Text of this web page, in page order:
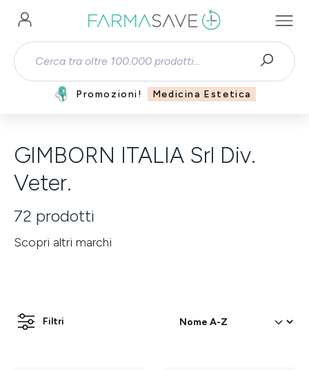
Passa al contenuto principale
Promozioni! Medicina Estetica
GIMBORN ITALIA Srl Div.
Veter.
72 prodotti
Scopri altri marchi
Filtri